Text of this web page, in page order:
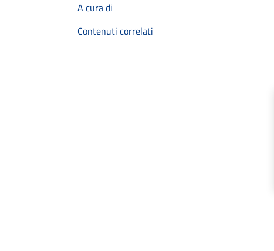
A cura di
Contenuti correlati